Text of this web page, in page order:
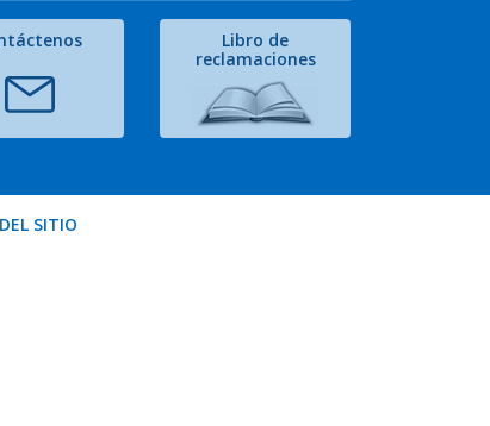
Libro de
reclamaciones
SITIO